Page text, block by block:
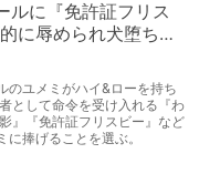
ルに『免許証フリス
に辱められ犬堕ちし
ド #イカサマバニー
のユメミがハイ&ローを持ち
として命令を受け入れる『わ
』『免許証フリスビー』など
捧げることを選ぶ。